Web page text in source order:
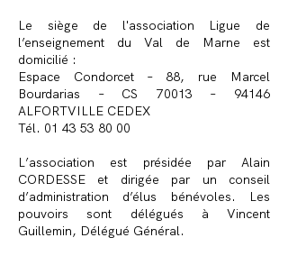
Le siège de l'association Ligue de
l’enseignement du Val de Marne est
domicilié :
Espace Condorcet – 88, rue Marcel
Bourdarias – CS 70013 – 94146
ALFORTVILLE CEDEX
Tél. 01 43 53 80 00
L’association est présidée par Alain
CORDESSE et dirigée par un conseil
d’administration d’élus bénévoles. Les
pouvoirs sont délégués à Vincent
Guillemin, Délégué Général.